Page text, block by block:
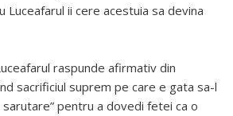
Luceafarul ii cere acestuia sa devina
raspunde afirmativ din
sacrificiul suprem pe care e gata sa-l
sarutare” pentru a dovedi fetei ca o